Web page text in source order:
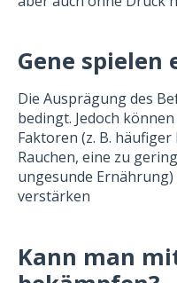
Gene spielen
Die Ausprägung des
bedingt. Jedoch
Faktoren (z. B.
Rauchen, eine zu
ungesunde
verstärken
Kann man